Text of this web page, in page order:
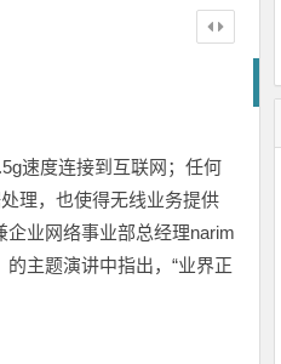
速度连接到互联网；任何
理，也使得无线业务提供
企业网络事业部总经理narim
主题演讲中指出，“业界正